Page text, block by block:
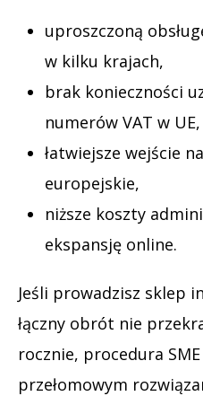
uproszczoną
w kilku krajach,
brak konieczności
numerów VAT w UE,
łatwiejsze wejście
europejskie,
niższe koszty
ekspansję online.
Jeśli prowadzisz sklep
łączny obrót nie
rocznie, procedura
przełomowym